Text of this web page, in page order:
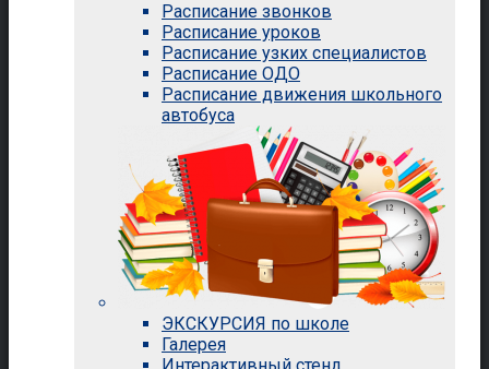
Расписание звонков
Расписание уроков
Расписание узких специалистов
Расписание ОДО
Расписание движения школьного
автобуса
ЭКСКУРСИЯ по школе
Галерея